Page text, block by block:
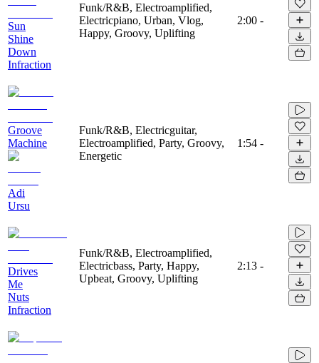
Sun
Shine
Down
Infraction
Funk/R&B, Electroamplified,
Electricpiano, Urban, Vlog,
Happy, Groovy, Uplifting
2:00 -
Groove
Machine
Adi
Ursu
Funk/R&B, Electricguitar,
Electroamplified, Party, Groovy,
Energetic
1:54 -
Drives
Me
Nuts
Infraction
Funk/R&B, Electroamplified,
Electricbass, Party, Happy,
Upbeat, Groovy, Uplifting
2:13 -